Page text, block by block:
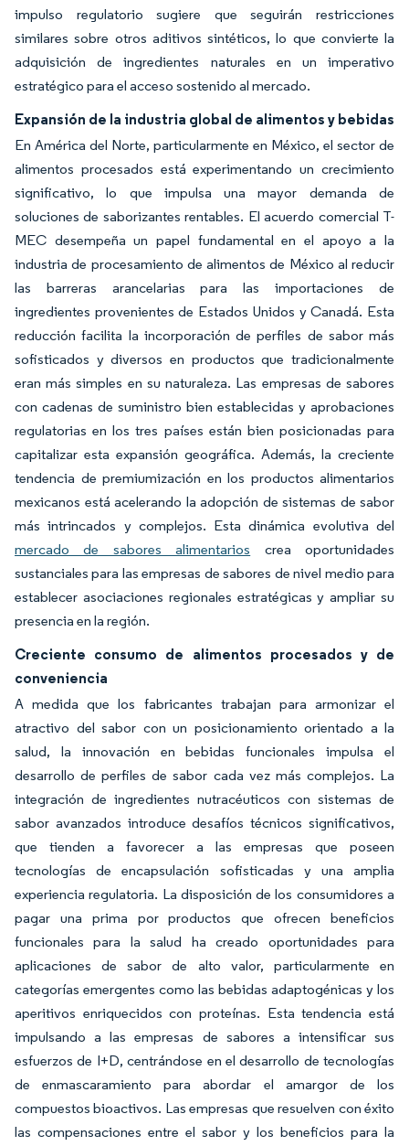
impulso regulatorio sugiere que seguirán restricciones
similares sobre otros aditivos sintéticos, lo que convierte la
adquisición de ingredientes naturales en un imperativo
estratégico para el acceso sostenido al mercado.
Expansión de la industria global de alimentos y bebidas
En América del Norte, particularmente en México, el sector de
alimentos procesados está experimentando un crecimiento
significativo, lo que impulsa una mayor demanda de
soluciones de saborizantes rentables. El acuerdo comercial T-
MEC desempeña un papel fundamental en el apoyo a la
industria de procesamiento de alimentos de México al reducir
las barreras arancelarias para las importaciones de
ingredientes provenientes de Estados Unidos y Canadá. Esta
reducción facilita la incorporación de perfiles de sabor más
sofisticados y diversos en productos que tradicionalmente
eran más simples en su naturaleza. Las empresas de sabores
con cadenas de suministro bien establecidas y aprobaciones
regulatorias en los tres países están bien posicionadas para
capitalizar esta expansión geográfica. Además, la creciente
tendencia de premiumización en los productos alimentarios
mexicanos está acelerando la adopción de sistemas de sabor
más intrincados y complejos. Esta dinámica evolutiva del
mercado de sabores alimentarios crea oportunidades
sustanciales para las empresas de sabores de nivel medio para
establecer asociaciones regionales estratégicas y ampliar su
presencia en la región.
Creciente consumo de alimentos procesados y de
conveniencia
A medida que los fabricantes trabajan para armonizar el
atractivo del sabor con un posicionamiento orientado a la
salud, la innovación en bebidas funcionales impulsa el
desarrollo de perfiles de sabor cada vez más complejos. La
integración de ingredientes nutracéuticos con sistemas de
sabor avanzados introduce desafíos técnicos significativos,
que tienden a favorecer a las empresas que poseen
tecnologías de encapsulación sofisticadas y una amplia
experiencia regulatoria. La disposición de los consumidores a
pagar una prima por productos que ofrecen beneficios
funcionales para la salud ha creado oportunidades para
aplicaciones de sabor de alto valor, particularmente en
categorías emergentes como las bebidas adaptogénicas y los
aperitivos enriquecidos con proteínas. Esta tendencia está
impulsando a las empresas de sabores a intensificar sus
esfuerzos de I+D, centrándose en el desarrollo de tecnologías
de enmascaramiento para abordar el amargor de los
compuestos bioactivos. Las empresas que resuelven con éxito
las compensaciones entre el sabor y los beneficios para la